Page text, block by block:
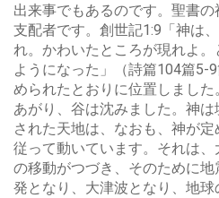
出来事でもあるのです。聖書の
支配者です。創世記1:9「神は
れ。かわいたところが現れよ
ようになった」（詩篇104篇5-
められたとおりに位置しまし
あがり、谷は沈みました。神
された天地は、なおも、神が
従って動いています。それは
の移動がつづき、そのために
発となり、大津波となり、地